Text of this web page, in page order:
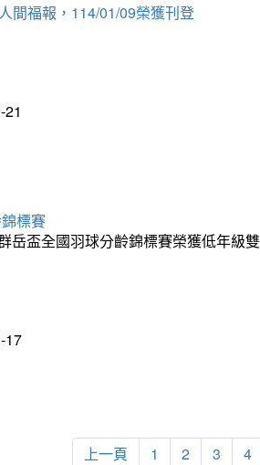
間福報，114/01/09榮獲刊登
標賽
岳盃全國羽球分齡錦標賽榮獲低年級
17
上一頁 1 2 3 4